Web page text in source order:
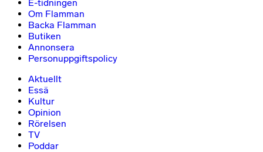
E-tidningen
Om Flamman
Backa Flamman
Butiken
Annonsera
Personuppgiftspolicy
Aktuellt
Essä
Kultur
Opinion
Rörelsen
TV
Poddar